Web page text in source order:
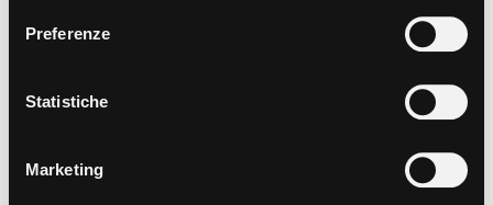
unicamente i cookie necessari alla navigazione. Per
funzionamento, puoi prendere visione dell’informativa
cliccando qui.
Preferenze
Statistiche
Marketing
404